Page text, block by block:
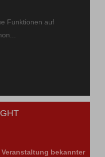
Funktionen auf
bekannter